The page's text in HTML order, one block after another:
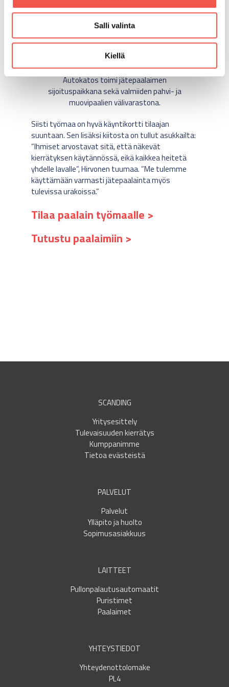
Salli valinta
Kiellä
Autokatos toimi jätepaalaimen
sijoituspaikkana sekä valmiiden pahvi- ja
muovipaalien välivarastona.
Siisti työmaa on hyvä käyntikortti tilaajan
suuntaan. Sen lisäksi kiitosta on tullut asukkailta:
”Ihmiset arvostavat sitä, että näkevät
kierrätyksen käytännössä, eikä kaikkea heitetä
yhdelle lavalle”, Hirvonen tuumaa. ”Me tulemme
käyttämään varmasti jätepaalainta myös
tulevissa urakoissa.”
Tilaa paalain työmaalle >
Tutustu paalaimiin >
SCANDING
Yritysesittely
Tulevaisuuden kierrätys
Kumppanimme
Tietoa evästeistä
PALVELUT
Palvelut
Ylläpito ja huolto
Sopimusasiakkuus
LAITTEET
Pullonpalautusautomaatit
Puristimet
Paalaimet
YHTEYSTIEDOT
Yhteydenottolomake
PL4